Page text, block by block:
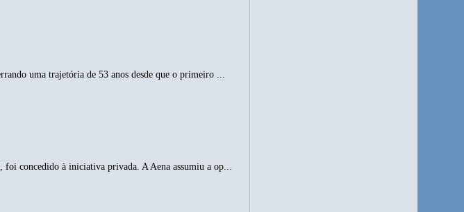
uma trajetória de 53 anos desde que o primeiro ...
concedido à iniciativa privada. A Aena assumiu a op...